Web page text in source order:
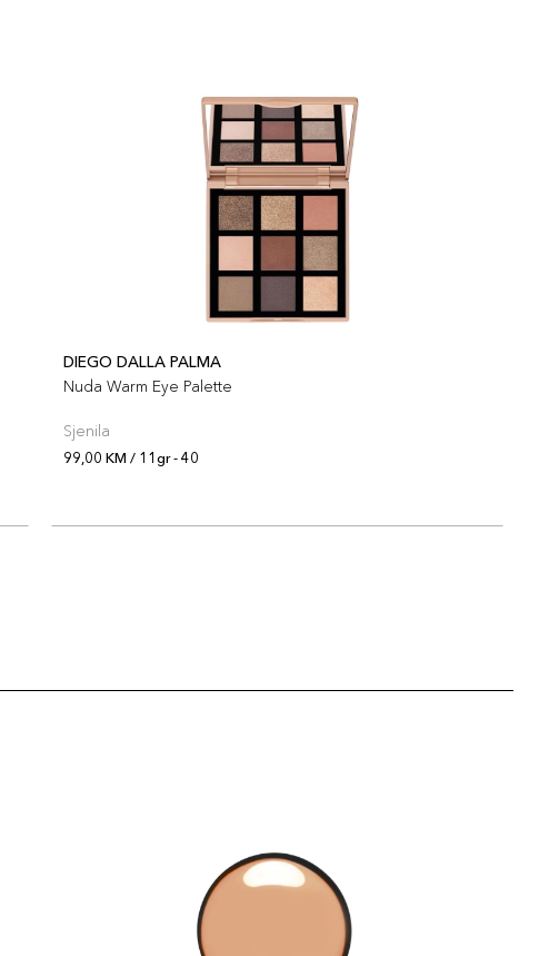
DIEGO DALLA PALMA
Nuda Warm Eye Palette
Sjenila
99,00 KM / 11gr - 40